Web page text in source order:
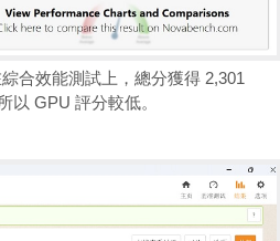
合效能測試上，總分獲得 2,301
以 GPU 評分較低。